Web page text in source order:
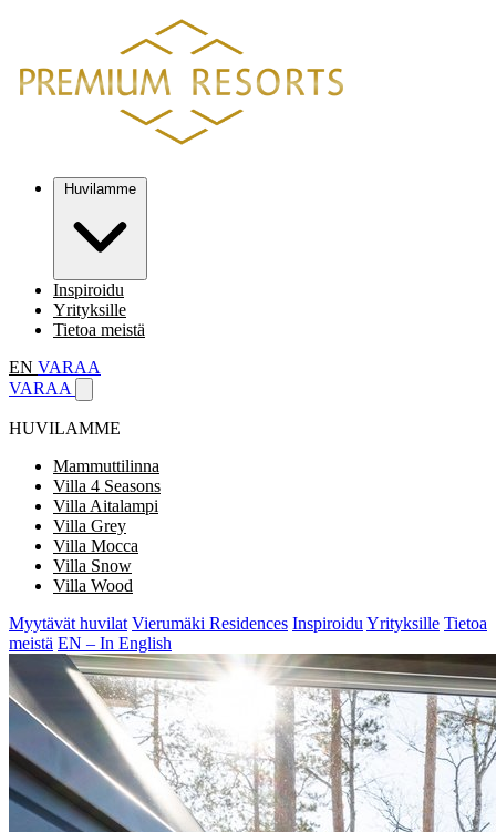
Inspiroidu
Yrityksille
Tietoa meistä
EN VARAA
VARAA
HUVILAMME
Mammuttilinna
Villa 4 Seasons
Villa Aitalampi
Villa Grey
Villa Mocca
Villa Snow
Villa Wood
Myytävät huvilat Vierumäki Residences Inspiroidu Yrityksille Tietoa
meistä EN – In English